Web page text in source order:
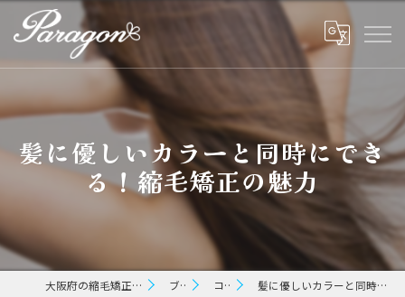
髪に優しいカラーと同時にでき
る！縮毛矯正の魅力
大阪府の縮毛矯正ならパラゴン ヘアー ブログ コラム 髪に優しいカラーと同時にできる！縮毛矯正の魅力